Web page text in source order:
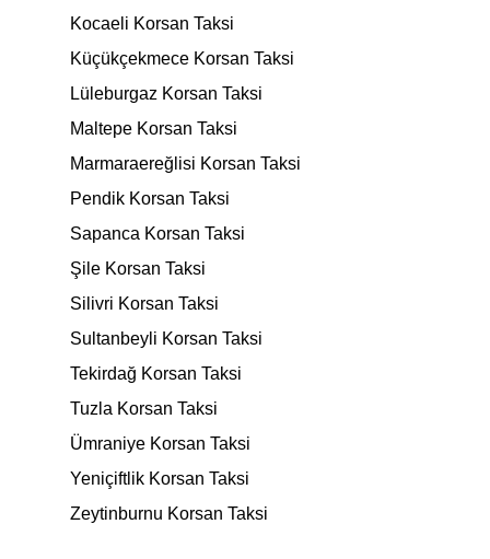
Kocaeli Korsan Taksi
Küçükçekmece Korsan Taksi
Lüleburgaz Korsan Taksi
Maltepe Korsan Taksi
Marmaraereğlisi Korsan Taksi
Pendik Korsan Taksi
Sapanca Korsan Taksi
Şile Korsan Taksi
Silivri Korsan Taksi
Sultanbeyli Korsan Taksi
Tekirdağ Korsan Taksi
Tuzla Korsan Taksi
Ümraniye Korsan Taksi
Yeniçiftlik Korsan Taksi
Zeytinburnu Korsan Taksi